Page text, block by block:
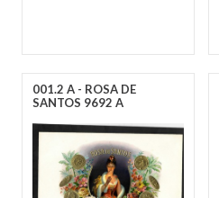
001.2 A - ROSA DE
SANTOS 9692 A